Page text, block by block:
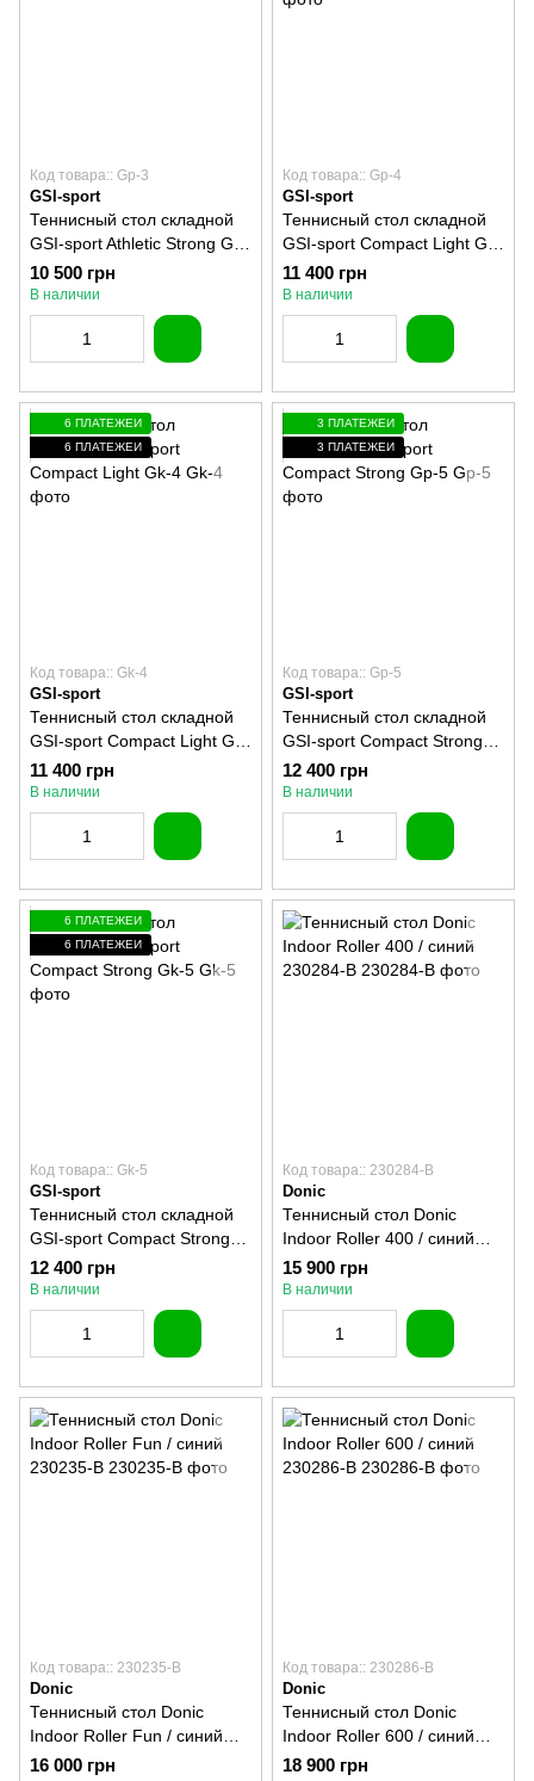
Код товара:: Gp-3
GSI-sport
Теннисный стол складной
GSI-sport Athletic Strong Gp-
3
10 500 грн
В наличии
Код товара:: Gp-4
GSI-sport
Теннисный стол складной
GSI-sport Compact Light Gp-
4
11 400 грн
В наличии
6 ПЛАТЕЖЕЙ
6 ПЛАТЕЖЕЙ
Код товара:: Gk-4
GSI-sport
Теннисный стол складной
GSI-sport Compact Light Gk-
4
11 400 грн
В наличии
3 ПЛАТЕЖЕЙ
3 ПЛАТЕЖЕЙ
Код товара:: Gp-5
GSI-sport
Теннисный стол складной
GSI-sport Compact Strong
Gp-5
12 400 грн
В наличии
6 ПЛАТЕЖЕЙ
6 ПЛАТЕЖЕЙ
Код товара:: Gk-5
GSI-sport
Теннисный стол складной
GSI-sport Compact Strong
Gk-5
12 400 грн
В наличии
Код товара:: 230284-B
Donic
Теннисный стол Donic
Indoor Roller 400 / синий
230284-B
15 900 грн
В наличии
Код товара:: 230235-B
Donic
Теннисный стол Donic
Indoor Roller Fun / синий
230235-B
16 000 грн
Код товара:: 230286-B
Donic
Теннисный стол Donic
Indoor Roller 600 / синий
230286-B
18 900 грн